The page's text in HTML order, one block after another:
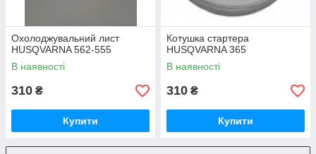
Охолоджувальний лист
HUSQVARNA 562-555
В наявності
310 ₴
Купити
Котушка стартера
HUSQVARNA 365
В наявності
310 ₴
Купити